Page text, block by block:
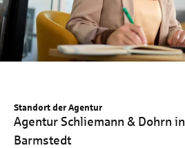
Standort der Agentur
Agentur Schliemann & Dohrn in
Barmstedt